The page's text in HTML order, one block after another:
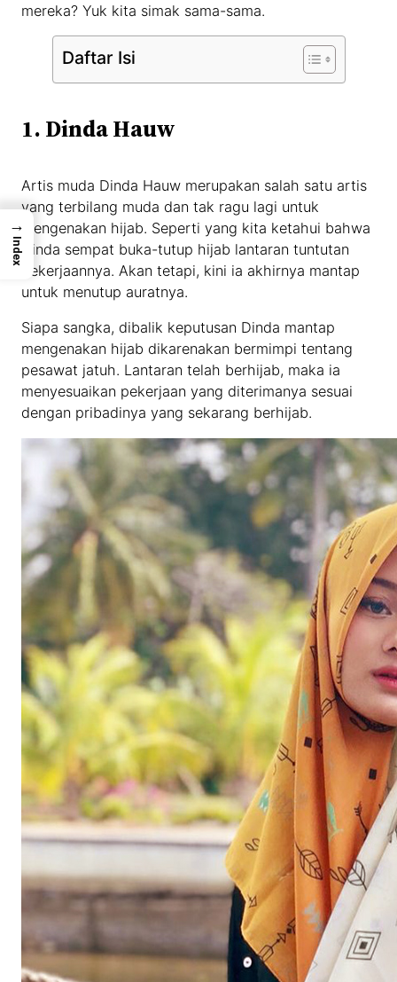
mereka? Yuk kita simak sama-sama.
Daftar Isi
1. Dinda Hauw
Artis muda Dinda Hauw merupakan salah satu artis
yang terbilang muda dan tak ragu lagi untuk
mengenakan hijab. Seperti yang kita ketahui bahwa
Dinda sempat buka-tutup hijab lantaran tuntutan
pekerjaannya. Akan tetapi, kini ia akhirnya mantap
untuk menutup auratnya.
Siapa sangka, dibalik keputusan Dinda mantap
mengenakan hijab dikarenakan bermimpi tentang
pesawat jatuh. Lantaran telah berhijab, maka ia
menyesuaikan pekerjaan yang diterimanya sesuai
dengan pribadinya yang sekarang berhijab.
→
Index